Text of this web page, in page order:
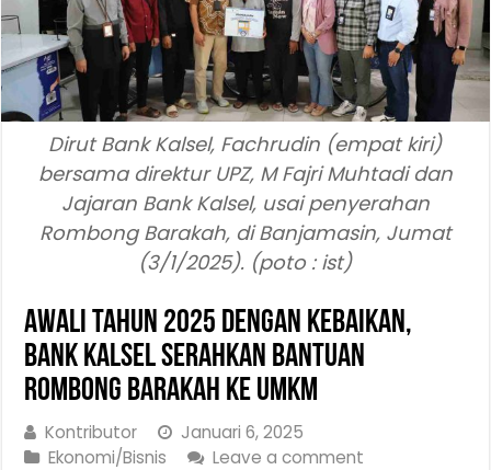
Dirut Bank Kalsel, Fachrudin (empat kiri)
bersama direktur UPZ, M Fajri Muhtadi dan
Jajaran Bank Kalsel, usai penyerahan
Rombong Barakah, di Banjamasin, Jumat
(3/1/2025). (poto : ist)
Awali Tahun 2025 Dengan Kebaikan,
Bank Kalsel Serahkan Bantuan
Rombong Barakah ke UMKM
Kontributor
Januari 6, 2025
Ekonomi/Bisnis
Leave a comment